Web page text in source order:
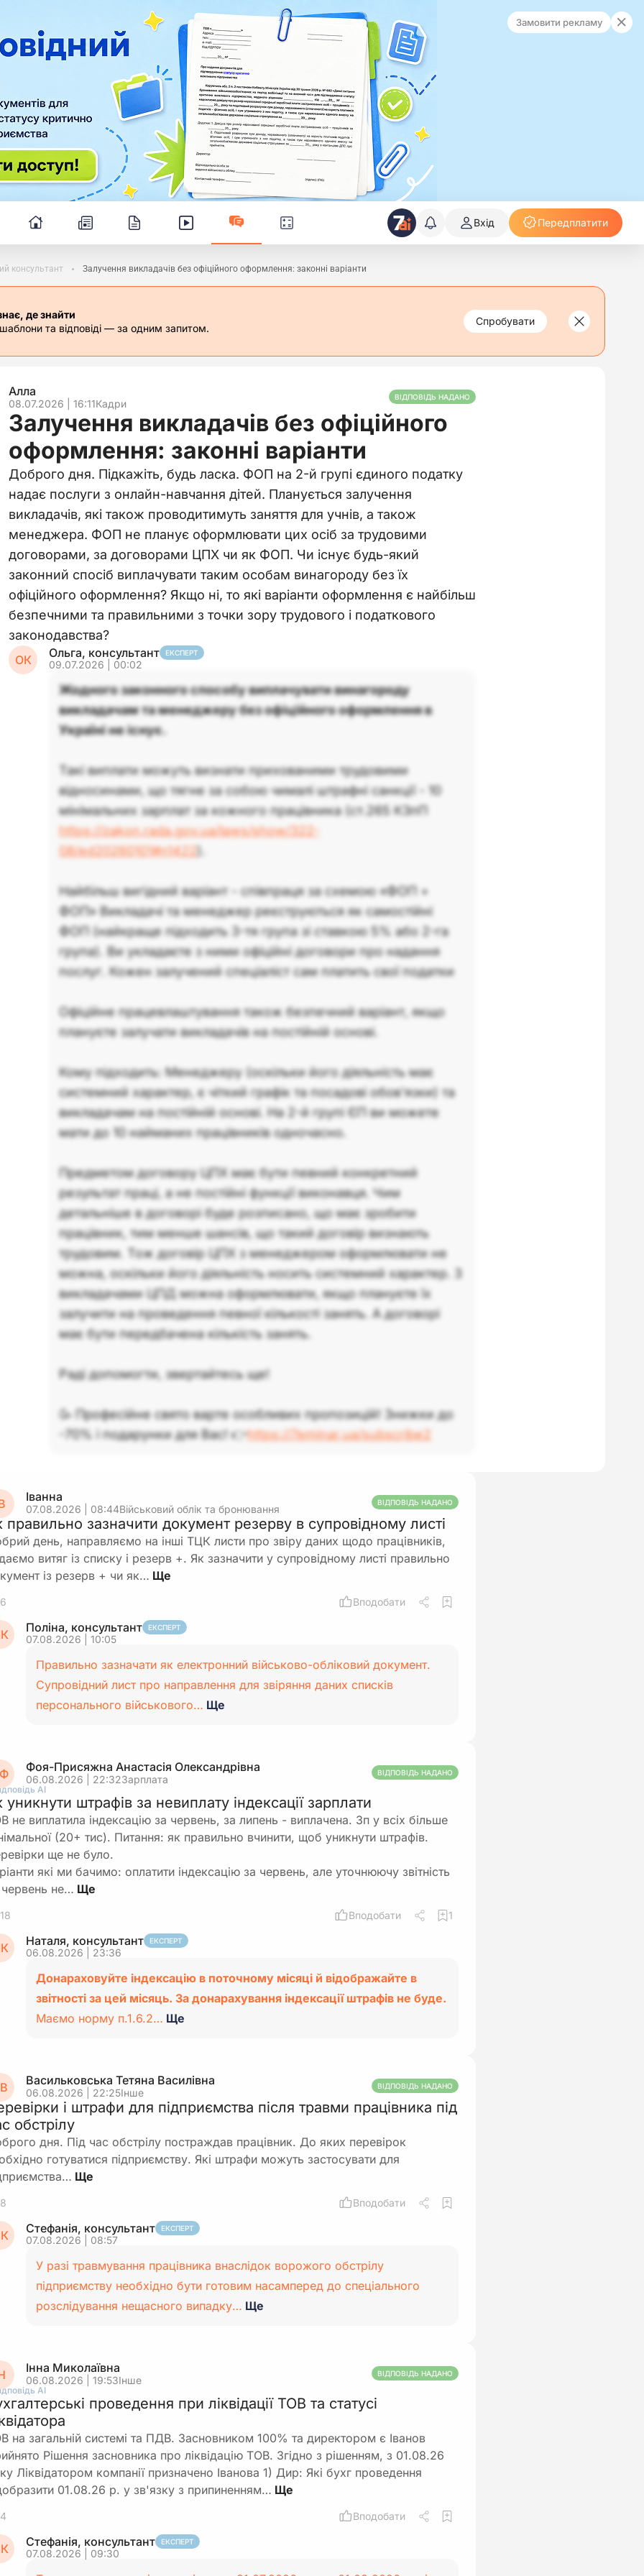
Замовити рекламу
Вхід Передплатити
консультант Залучення викладачів без офіційного оформлення: законні варіанти
де знайти
та відповіді — за одним запитом.
Спробувати
Алла
08.07.2026 | 16:11Кадри
ВІДПОВІДЬ НАДАНО
Залучення викладачів без офіційного
оформлення: законні варіанти
Доброго дня. Підкажіть, будь ласка. ФОП на 2-й групі єдиного податку
надає послуги з онлайн-навчання дітей. Планується залучення
викладачів, які також проводитимуть заняття для учнів, а також
менеджера. ФОП не планує оформлювати цих осіб за трудовими
договорами, за договорами ЦПХ чи як ФОП. Чи існує будь-який
законний спосіб виплачувати таким особам винагороду без їх
офіційного оформлення? Якщо ні, то які варіанти оформлення є найбільш
безпечними та правильними з точки зору трудового і податкового
законодавства?
ОК Ольга, консультант ЕКСПЕРТ
09.07.2026 | 00:02
Жодного законного способу виплачувати винагороду
викладачам та менеджеру без офіційного оформлення в
Україні не існує.
Такі виплати можуть визнати прихованими трудовими
відносинами, що тягне за собою чималі штрафні санкції - 10
мінімальних зарплат за кожного працівника (ст.265 КЗпП
https://zakon.rada.gov.ua/laws/show/322-
08/ed20260101#n1422
Найбільш вигідний варіант - співпраця за схемою «ФОП +
ФОП» Викладачі та менеджер реєструються як самостійні
ФОП (найкраще підходить 3-тя група зі ставкою 5% або 2-га
група). Ви укладаєте з ними офіційні договори про надання
послуг. Кожен залучений спеціаліст сам платить свої податки
Офіційне працевлаштування також безпечний варіант, якщо
плануєте залучати викладачів на постійній основі.
Кому підходить: Менеджеру (оскільки його діяльність має
системний характер, є чіткий графік та посадові обов'язки) та
викладачам на постійній основі. На 2-й групі ЄП ви можете
мати до 10 найманих працівників одночасно.
Предметом договору ЦПХ має бути певний конкретний
результат праці, а не постійні функції виконавця. Чим
детальніше в договорі буде розписано, що має зробити
працівник, тим менше шансів, що такий договір визнають
трудовим. Тож договір ЦПХ з менеджером оформлювати не
можна, оскільки його діяльність носить системний характер. З
викладачами ЦПД можна оформлювати, якщо плануєте їх
залучити на проведення певної кількості занять. А договорі
має бути передбачена кількість занять.
Раді допомогти, звертайтесь ще!
🥳 Професійне свято варте особливих пропозицій! Знижки до
-70% і подарунки для Вас! 👉https://7eminar.ua/subscribe2
Іванна
07.08.2026 | 08:44Військовий облік та бронювання
ВІДПОВІДЬ НАДАНО
правильно зазначити документ резерву в супровідному листі
день, направляємо на інші ТЦК листи про звіру даних щодо працівників,
витяг із списку і резерв +. Як зазначити у супровідному листі правильно
із резерв + чи як…
6 Вподобати
Поліна, консультант ЕКСПЕРТ
07.08.2026 | 10:05
Правильно зазначати як електронний військово-обліковий документ.
Супровідний лист про направлення для звіряння даних списків
персонального військового… Ще
Фоя-Присяжна Анастасія Олександрівна
06.08.2026 | 22:32Зарплата
ВІДПОВІДЬ НАДАНО
АІ
уникнути штрафів за невиплату індексації зарплати
не виплатила індексацію за червень, за липень - виплачена. Зп у всіх більше
(20+ тис). Питання: як правильно вчинити, щоб уникнути штрафів.
ще не було.
які ми бачимо: оплатити індексацію за червень, але уточнюючу звітність
червень не…
18 Вподобати 1
Наталя, консультант ЕКСПЕРТ
06.08.2026 | 23:36
Донараховуйте індексацію в поточному місяці й відображайте в
звітності за цей місяць. За донарахування індексації штрафів не буде.
Маємо норму п.1.6.2… Ще
Васильковська Тетяна Василiвна
06.08.2026 | 22:25Інше
ВІДПОВІДЬ НАДАНО
і штрафи для підприємства після травми працівника під
обстрілу
дня. Під час обстрілу постраждав працівник. До яких перевірок
готуватися підприємству. Які штрафи можуть застосувати для
8 Вподобати
Стефанія, консультант ЕКСПЕРТ
07.08.2026 | 08:57
У разі травмування працівника внаслідок ворожого обстрілу
підприємству необхідно бути готовим насамперед до спеціального
розслідування нещасного випадку… Ще
Інна Миколаївна
06.08.2026 | 19:53Інше
ВІДПОВІДЬ НАДАНО
АІ
проведення при ліквідації ТОВ та статусі
на загальній системі та ПДВ. Засновником 100% та директором є Іванов
Рішення засновника про ліквідацію ТОВ. Згідно з рішенням, з 01.08.26
Ліквідатором компанії призначено Іванова 1) Дир: Які бухг проведення
01.08.26 р. у зв'язку з припиненням…
4 Вподобати
Стефанія, консультант ЕКСПЕРТ
07.08.2026 | 09:30